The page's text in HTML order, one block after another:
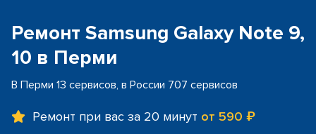
Ремонт Samsung Galaxy Note 9,
10 в Перми
В Перми 13 сервисов, в России 707 сервисов
Ремонт при вас за 20 минут от 590 ₽